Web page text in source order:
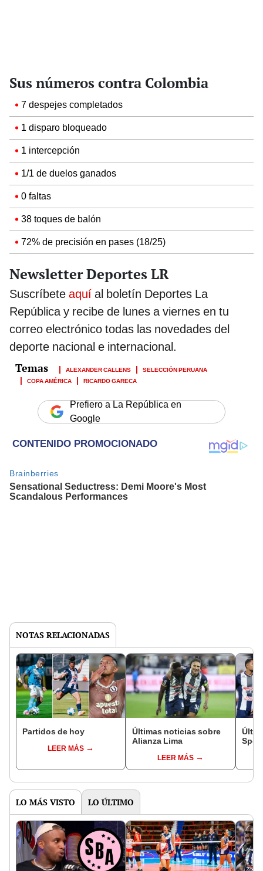
Sus números contra Colombia
7 despejes completados
1 disparo bloqueado
1 intercepción
1/1 de duelos ganados
0 faltas
38 toques de balón
72% de precisión en pases (18/25)
Newsletter Deportes LR
Suscríbete aquí al boletín Deportes La
República y recibe de lunes a viernes en tu
correo electrónico todas las novedades del
deporte nacional e internacional.
ALEXANDER CALLENS
SELECCIÓN PERUANA
COPA AMÉRICA
RICARDO GARECA
Prefiero a La República en
Google
NOTAS RELACIONADAS
Partidos de hoy
LEER MÁS
Últimas noticias sobre
Alianza Lima
LEER MÁS
LO MÁS VISTO LO ÚLTIMO